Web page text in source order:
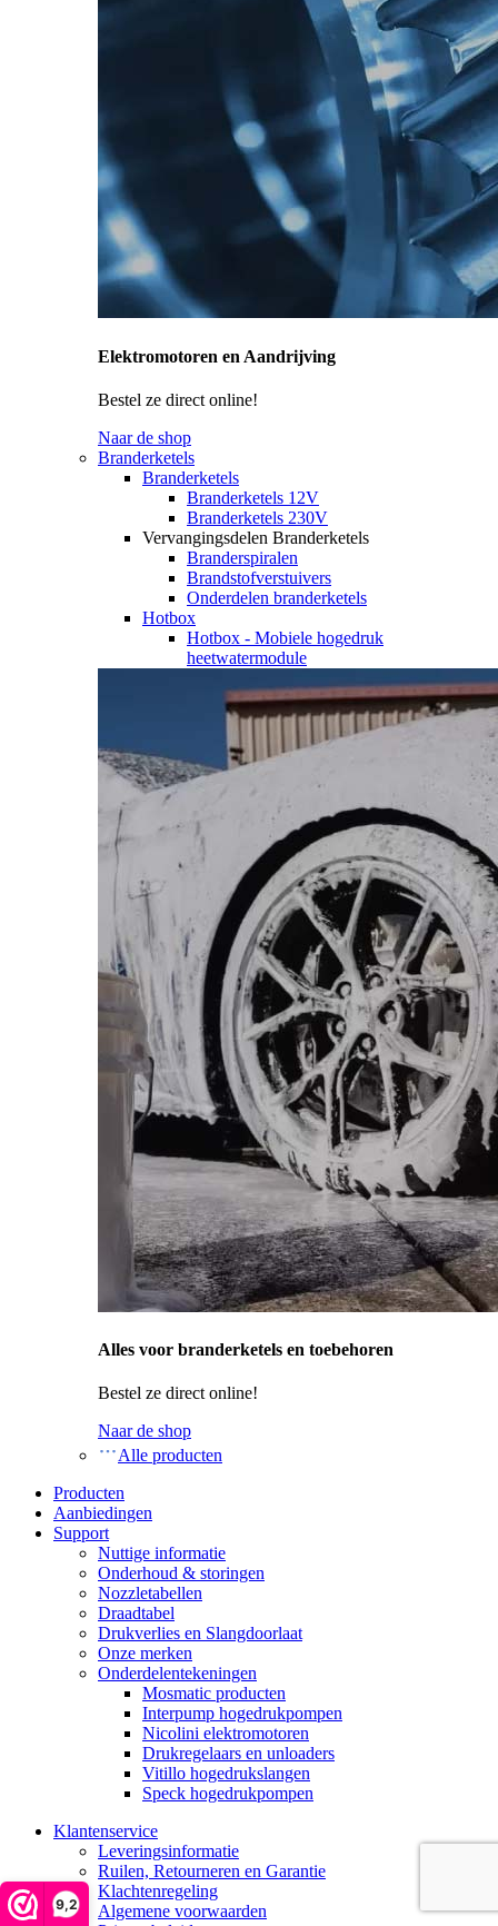
9,2
Elektromotoren en Aandrijving
Bestel ze direct online!
Naar de shop
Branderketels
Branderketels
Branderketels 12V
Branderketels 230V
Vervangingsdelen Branderketels
Branderspiralen
Brandstofverstuivers
Onderdelen branderketels
Hotbox
Hotbox - Mobiele hogedruk
heetwatermodule
Alles voor branderketels en toebehoren
Bestel ze direct online!
Naar de shop
Alle producten
Producten
Aanbiedingen
Support
Nuttige informatie
Onderhoud & storingen
Nozzletabellen
Draadtabel
Drukverlies en Slangdoorlaat
Onze merken
Onderdelentekeningen
Mosmatic producten
Interpump hogedrukpompen
Nicolini elektromotoren
Drukregelaars en unloaders
Vitillo hogedrukslangen
Speck hogedrukpompen
Klantenservice
Leveringsinformatie
Ruilen, Retourneren en Garantie
Klachtenregeling
Algemene voorwaarden